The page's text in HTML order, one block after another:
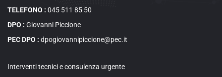
TELEFONO : 045 511 85 50
DPO : Giovanni Piccione
PEC DPO : dpogiovannipiccione@pec.it
Interventi tecnici e consulenza urgente